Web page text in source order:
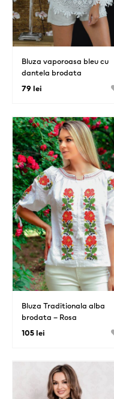
Bluza vaporoasa bleu cu
dantela brodata
79 lei
Bluza Traditionala alba
brodata – Rosa
105 lei